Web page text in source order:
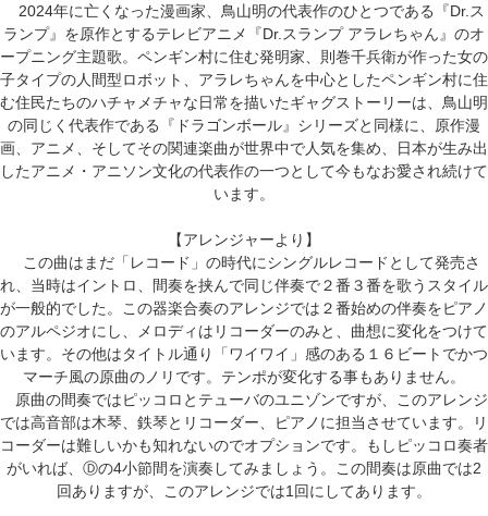
2024年に亡くなった漫画家、鳥山明の代表作のひとつである『Dr.ス
ランプ』を原作とするテレビアニメ『Dr.スランプ アラレちゃん』のオ
ープニング主題歌。ペンギン村に住む発明家、則巻千兵衛が作った女の
子タイプの人間型ロボット、アラレちゃんを中心としたペンギン村に住
む住民たちのハチャメチャな日常を描いたギャグストーリーは、鳥山明
の同じく代表作である『ドラゴンボール』シリーズと同様に、原作漫
画、アニメ、そしてその関連楽曲が世界中で人気を集め、日本が生み出
したアニメ・アニソン文化の代表作の一つとして今もなお愛され続けて
います。
【アレンジャーより】
この曲はまだ「レコード」の時代にシングルレコードとして発売さ
れ、当時はイントロ、間奏を挟んで同じ伴奏で２番３番を歌うスタイル
が一般的でした。この器楽合奏のアレンジでは２番始めの伴奏をピアノ
のアルペジオにし、メロディはリコーダーのみと、曲想に変化をつけて
います。その他はタイトル通り「ワイワイ」感のある１６ビートでかつ
マーチ風の原曲のノリです。テンポが変化する事もありません。
原曲の間奏ではピッコロとテューバのユニゾンですが、このアレンジ
では高音部は木琴、鉄琴とリコーダー、ピアノに担当させています。リ
コーダーは難しいかも知れないのでオプションです。もしピッコロ奏者
がいれば、Ⓓの4小節間を演奏してみましょう。この間奏は原曲では2
回ありますが、このアレンジでは1回にしてあります。